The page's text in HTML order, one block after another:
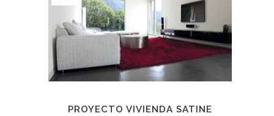
PROYECTO VIVIENDA SATINE